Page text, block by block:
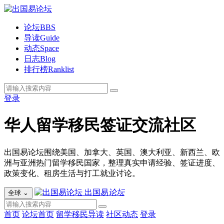
论坛BBS
导读Guide
动态Space
日志Blog
排行榜Ranklist
登录
华人留学移民签证交流社区
出国易论坛围绕美国、加拿大、英国、澳大利亚、新西兰、欧
洲与亚洲热门留学移民国家，整理真实申请经验、签证进度、
政策变化、租房生活与打工就业讨论。
全球 ⌄ 出国易论坛
首页 论坛首页 留学移民导读 社区动态 登录